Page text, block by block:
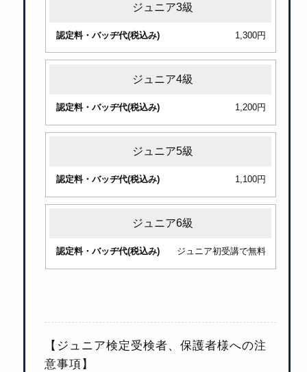
ヂ
代
ジュニア3級
1,300円
ジュニア4級
1,200円
ジュニア5級
1,100円
ジュニア6級
ジュニア初受講で無料
【ジュニア検定受検者、保護者様への注
意事項】